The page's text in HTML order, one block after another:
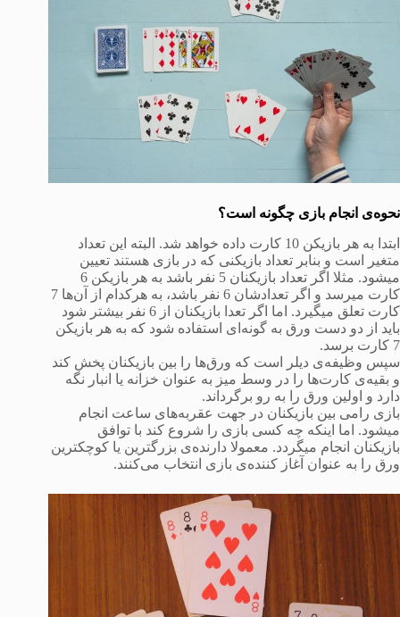
نحوه‌ی انجام بازی چگونه است؟
ابتدا به هر بازیکن 10 کارت داده خواهد شد. البته این تعداد
متغیر است و بنابر تعداد بازیکنی که در بازی هستند تعیین
میشود. مثلا اگر تعداد بازیکنان 5 نفر باشد به هر بازیکن 6
کارت میرسد و اگر تعدادشان 6 نفر باشد، به هرکدام از آن‌ها 7
کارت تعلق میگیرد. اما اگر تعدا بازیکنان از 6 نفر بیشتر شود
باید از دو دست ورق به گونه‌ای استفاده شود که به هر بازیکن
7 کارت برسد.
سپس وظیفه‌‌ی دیلر است که ورق‌ها را بین بازیکنان پخش کند
و بقیه‌ی کارت‌ها را در وسط میز به عنوان خزانه یا انبار نگه
دارد و اولین ورق را به رو برگرداند.
بازی رامی بین بازیکنان در جهت عقربه‌های ساعت انجام
میشود. اما اینکه چه کسی بازی را شروع کند با توافق
بازیکنان انجام میگردد. معمولا دارنده‌ی بزرگترین یا کوچکترین
ورق را به عنوان آغاز کننده‌ی بازی انتخاب می‌کنند.